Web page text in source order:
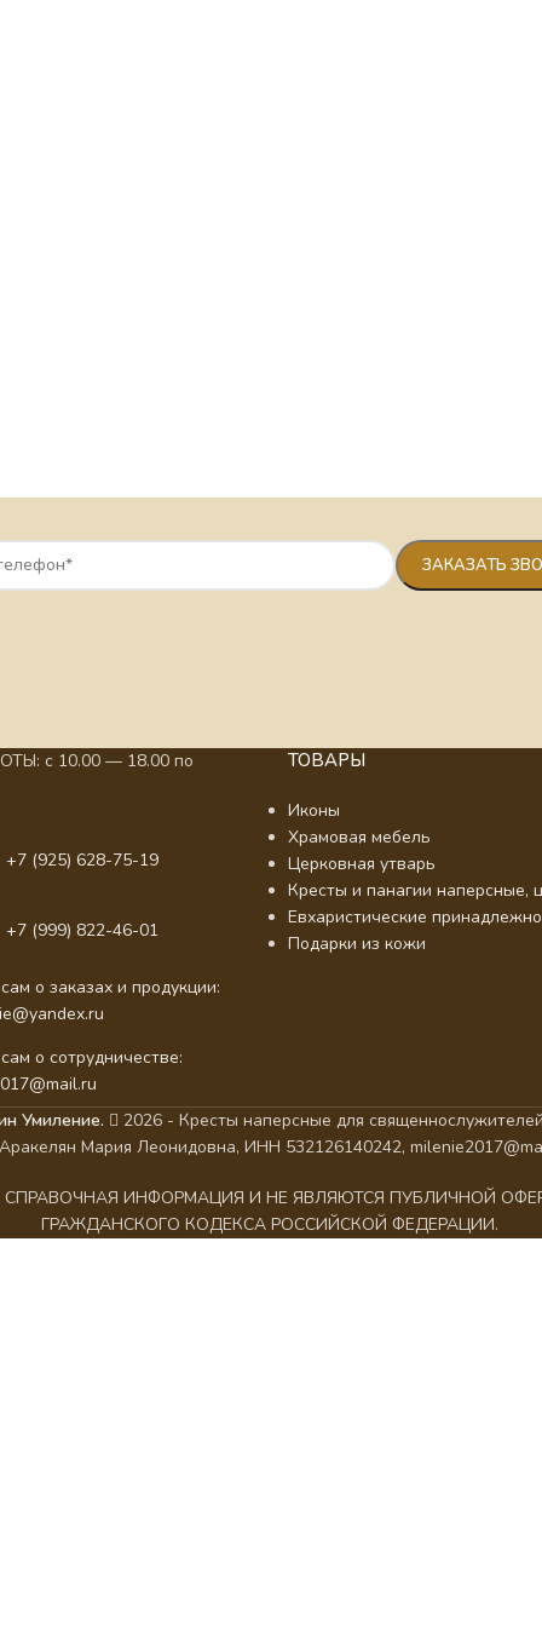
с 10.00 — 18.00 по
+7 (925) 628-75-19
(999) 822-46-01
о заказах и продукции:
о сотрудничестве:
ТОВАРЫ
Иконы
Храмовая мебель
Церковная утварь
Кресты и панагии наперсные,
Евхаристические
Подарки из кожи
Умиление.
2026 - Кресты наперсные для
Мария Леонидовна, ИНН 532126140242,
ИНФОРМАЦИЯ И НЕ ЯВЛЯЮТСЯ ПУБЛИЧНОЙ
ГРАЖДАНСКОГО КОДЕКСА РОССИЙСКОЙ ФЕДЕРАЦИИ.